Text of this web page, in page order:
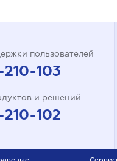
пользователей
103
и решений
102